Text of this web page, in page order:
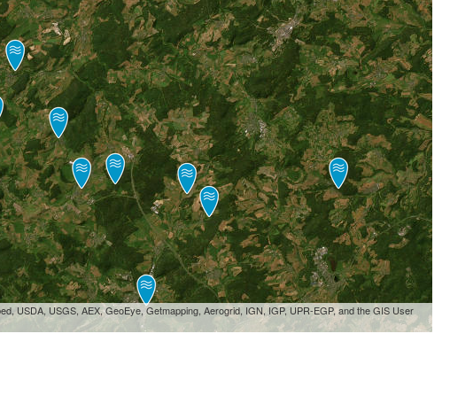
USDA, USGS, AEX, GeoEye, Getmapping, Aerogrid, IGN, IGP, UPR-EGP, and the GIS User